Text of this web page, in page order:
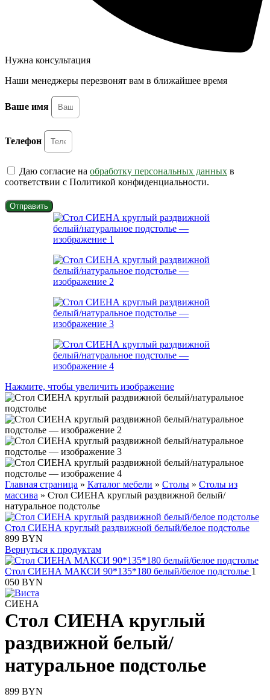
Нужна консультация
Наши менеджеры перезвонят вам в ближайшее время
Ваше имя
Телефон
Даю согласие на обработку персональных данных в
соответствии с Политикой конфиденциальности.
Отправить
Нажмите, чтобы увеличить изображение
Главная страница » Каталог мебели » Столы » Столы из
массива » Стол СИЕНА круглый раздвижной белый/
натуральное подстолье
Стол СИЕНА круглый раздвижной белый/белое подстолье
899 BYN
Вернуться к продуктам
Стол СИЕНА МАКСИ 90*135*180 белый/белое подстолье 1
050 BYN
СИЕНА
Стол СИЕНА круглый
раздвижной белый/
натуральное подстолье
899 BYN